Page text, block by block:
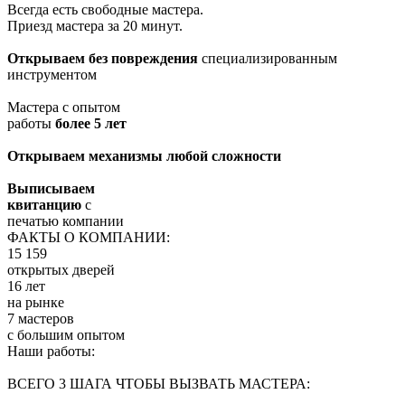
Всегда есть свободные мастера.
Приезд мастера за 20 минут.
Открываем без повреждения специализированным
инструментом
Мастера с опытом
работы более 5 лет
Открываем механизмы любой сложности
Выписываем
квитанцию с
печатью компании
ФАКТЫ О КОМПАНИИ:
15 159
открытых дверей
16 лет
на рынке
7 мастеров
с большим опытом
Наши работы:
ВСЕГО 3 ШАГА ЧТОБЫ ВЫЗВАТЬ МАСТЕРА: